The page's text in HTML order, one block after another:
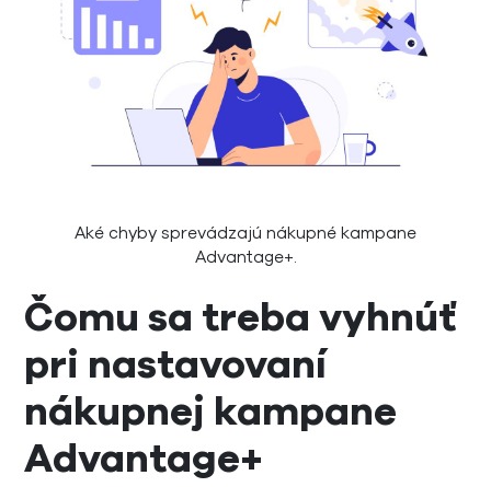
Aké chyby sprevádzajú nákupné kampane
Advantage+.
Čomu sa treba vyhnúť
pri nastavovaní
nákupnej kampane
Advantage+